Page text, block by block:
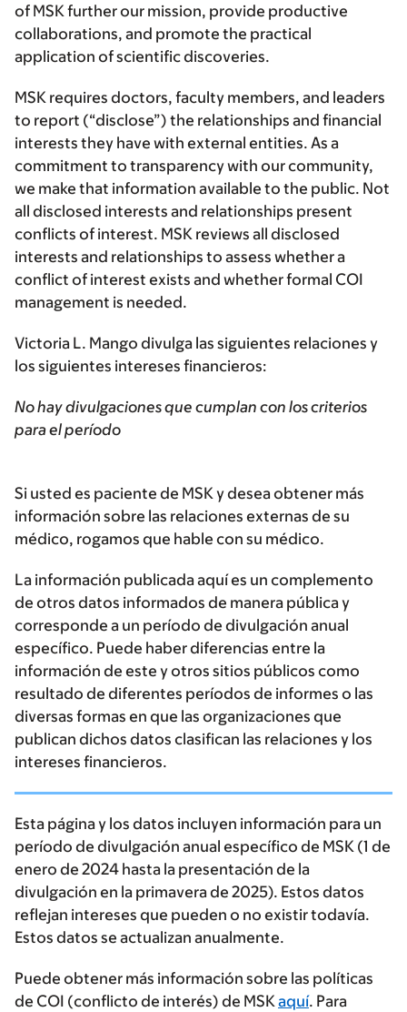
of MSK further our mission, provide productive
collaborations, and promote the practical
application of scientific discoveries.
MSK requires doctors, faculty members, and leaders
to report (“disclose”) the relationships and financial
interests they have with external entities. As a
commitment to transparency with our community,
we make that information available to the public. Not
all disclosed interests and relationships present
conflicts of interest. MSK reviews all disclosed
interests and relationships to assess whether a
conflict of interest exists and whether formal COI
management is needed.
Victoria L. Mango divulga las siguientes relaciones y
los siguientes intereses financieros:
No hay divulgaciones que cumplan con los criterios
para el período
Si usted es paciente de MSK y desea obtener más
información sobre las relaciones externas de su
médico, rogamos que hable con su médico.
La información publicada aquí es un complemento
de otros datos informados de manera pública y
corresponde a un período de divulgación anual
específico. Puede haber diferencias entre la
información de este y otros sitios públicos como
resultado de diferentes períodos de informes o las
diversas formas en que las organizaciones que
publican dichos datos clasifican las relaciones y los
intereses financieros.
Esta página y los datos incluyen información para un
período de divulgación anual específico de MSK (1 de
enero de 2024 hasta la presentación de la
divulgación en la primavera de 2025). Estos datos
reflejan intereses que pueden o no existir todavía.
Estos datos se actualizan anualmente.
Puede obtener más información sobre las políticas
de COI (conflicto de interés) de MSKaquí. Para